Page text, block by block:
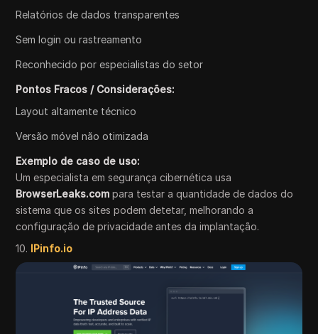
Relatórios de dados transparentes
Sem login ou rastreamento
Reconhecido por especialistas do setor
Pontos Fracos / Considerações:
Layout altamente técnico
Versão móvel não otimizada
Exemplo de caso de uso:
Um especialista em segurança cibernética usa
BrowserLeaks.com para testar a quantidade de dados do
sistema que os sites podem detetar, melhorando a
configuração de privacidade antes da implantação.
10.
IPinfo.io